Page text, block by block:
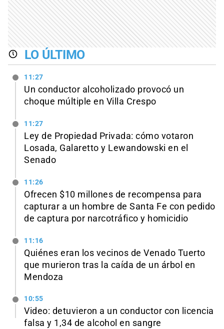
LO ÚLTIMO
11:27
Un conductor alcoholizado provocó un
choque múltiple en Villa Crespo
11:27
Ley de Propiedad Privada: cómo votaron
Losada, Galaretto y Lewandowski en el
Senado
11:26
Ofrecen $10 millones de recompensa para
capturar a un hombre de Santa Fe con pedido
de captura por narcotráfico y homicidio
11:16
Quiénes eran los vecinos de Venado Tuerto
que murieron tras la caída de un árbol en
Mendoza
10:55
Video: detuvieron a un conductor con licencia
falsa y 1,34 de alcohol en sangre